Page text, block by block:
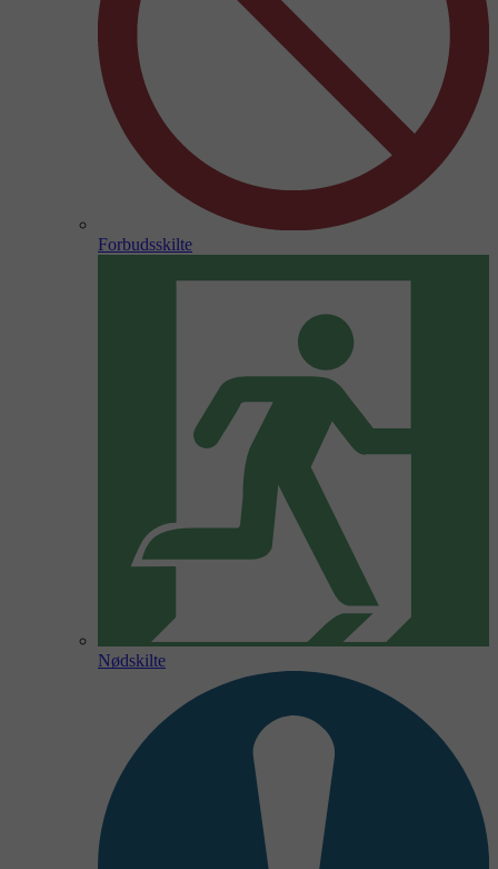
Forbudsskilte
Nødskilte